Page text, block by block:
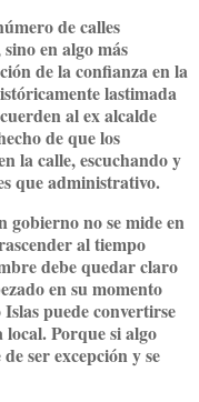
de calles
en algo más
de la confianza en la
lastimada
al ex alcalde
de que los
la calle, escuchando y
que administrativo.
gobierno no se mide en
al tiempo
debe quedar claro
en su momento
puede convertirse
Porque si algo
ser excepción y se